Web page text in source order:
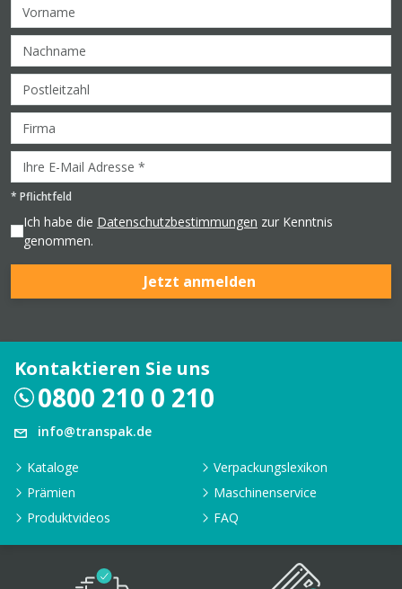
* Pflichtfeld
Ich habe die Datenschutzbestimmungen zur Kenntnis
genommen.
Jetzt anmelden
Kontaktieren Sie uns
0800 210 0 210
info@transpak.de
Kataloge
Verpackungslexikon
Prämien
Maschinenservice
Produktvideos
FAQ